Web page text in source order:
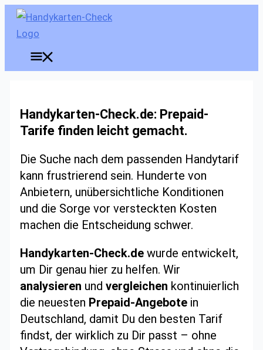
Zum
Inhalt
Hauptmenü
Handykarten-Check.de: Prepaid-
Tarife finden leicht gemacht.
Die Suche nach dem passenden Handytarif
kann frustrierend sein. Hunderte von
Anbietern, unübersichtliche Konditionen
und die Sorge vor versteckten Kosten
machen die Entscheidung schwer.
Handykarten-Check.de wurde entwickelt,
um Dir genau hier zu helfen. Wir
analysieren undvergleichen kontinuierlich
die neuesten Prepaid-Angebote in
Deutschland, damit Du den besten Tarif
findst, der wirklich zu Dir passt – ohne